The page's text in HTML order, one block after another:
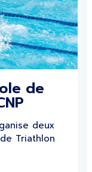
de
deux
Triathlon